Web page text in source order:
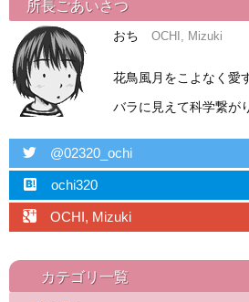
所長ごあいさつ
おち OCHI, Mizuki
花鳥風月をこよなく愛
バラに見えて科学繋が
twitter @02320_ochi
hatebu ochi320
googleplus OCHI, Mizuki
カテゴリ一覧